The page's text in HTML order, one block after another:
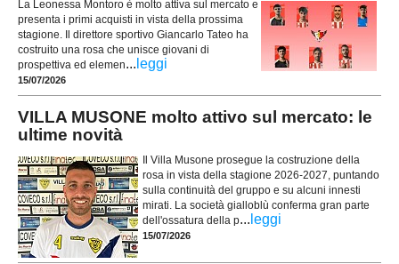
La Leonessa Montoro è molto attiva sul mercato e
presenta i primi acquisti in vista della prossima
stagione. Il direttore sportivo Giancarlo Tateo ha
costruito una rosa che unisce giovani di
prospettiva ed elemen... leggi
15/07/2026
VILLA MUSONE molto attivo sul mercato: le
ultime novità
Il Villa Musone prosegue la costruzione della
rosa in vista della stagione 2026-2027, puntando
sulla continuità del gruppo e su alcuni innesti
mirati. La società gialloblù conferma gran parte
dell'ossatura della p... leggi
15/07/2026